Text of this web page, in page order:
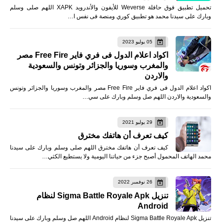
تحميل تطبيق فوق حافلة Weverse للأيفون والأندرويد XAPK اللهم صلى وسلم
وبارك على سيدنا محمد هو تطبيق كوري ومنصة فى نفس ا…
05 يوليو 2023
اكواد اعلام الدول فى فري فاير Free Fire مصر
والمغرب وسوريا والجزائر وتونس والسعودية
والاردن
اكواد اعلام الدول فى فري فاير Free Fire مصر والمغرب وسوريا والجزائر وتونس
والسعودية والاردن اللهم صل وسلم وبارك على سي…
29 يوليو 2021
كيف تعرف أن هاتفك مخترق
كيف تعرف أن هاتفك مخترق اللهم صلى وسلم وبارك على سيدنا
محمد الهاتف المحمول أصبح جزء من حياتنا اليومية ولا يستطيع الكثي…
26 نوفمبر 2022
تنزيل Sigma Battle Royale Apk لنظام
Android
تنزيل Sigma Battle Royale Apk لنظام Android اللهم صل وسلم وبارك على سيدنا